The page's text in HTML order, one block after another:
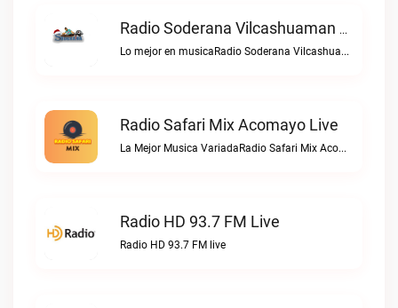
Radio Soderana Vilcashuaman Live
Lo mejor en musicaRadio Soderana Vilcashuaman live
Radio Safari Mix Acomayo Live
La Mejor Musica VariadaRadio Safari Mix Acomayo live
Radio HD 93.7 FM Live
Radio HD 93.7 FM live